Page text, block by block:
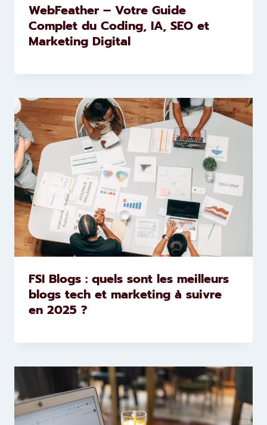
WebFeather – Votre Guide
Complet du Coding, IA, SEO et
Marketing Digital
FSI Blogs : quels sont les meilleurs
blogs tech et marketing à suivre
en 2025 ?